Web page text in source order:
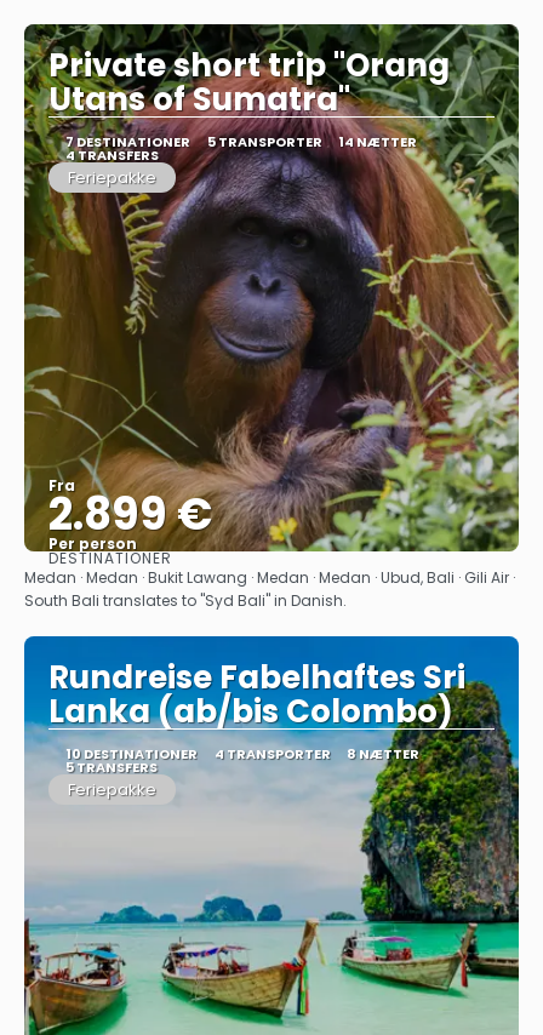
Private short trip "Orang
Utans of Sumatra"
7 DESTINATIONER 5 TRANSPORTER 14 NÆTTER
4 TRANSFERS
Feriepakke
Fra
2.899 €
Per person
Se
DESTINATIONER
Medan · Medan · Bukit Lawang · Medan · Medan · Ubud, Bali · Gili Air ·
South Bali translates to "Syd Bali" in Danish.
Rundreise Fabelhaftes Sri
Lanka (ab/bis Colombo)
10 DESTINATIONER 4 TRANSPORTER 8 NÆTTER
5 TRANSFERS
Feriepakke